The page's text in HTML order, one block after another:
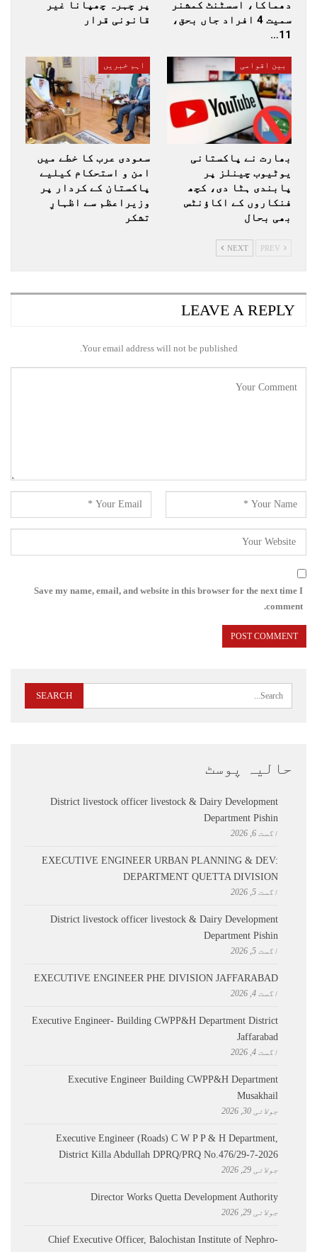
دھماکا، اسسٹنٹ کمشنر
سمیت 4 افراد جاں بحق،
11…
پر چہرہ چھپانا غیر
قانونی قرار
بین اقوامی
بھارت نے پاکستانی
یوٹیوب چینلز پر
پابندی ہٹا دی، کچھ
فنکاروں کے اکاؤنٹس
بھی بحال
اہم خبریں
سعودی عرب کا خطے میں
امن و استحکام کیلیے
پاکستان کے کردار پر
وزیراعظم سے اظہارِ
تشکر
NEXT
LEAVE A REPLY
Your email address will not be published.
Save my name, email, and website in this browser for the next time I
comment.
حالیہ پوسٹ
District livestock officer livestock & Dairy Development
Department Pishin
اگست 6, 2026
EXECUTIVE ENGINEER URBAN PLANNING & DEV:
DEPARTMENT QUETTA DIVISION
اگست 5, 2026
District livestock officer livestock & Dairy Development
Department Pishin
اگست 5, 2026
EXECUTIVE ENGINEER PHE DIVISION JAFFARABAD
اگست 4, 2026
Executive Engineer- Building CWPP&H Department District
Jaffarabad
اگست 4, 2026
Executive Engineer Building CWPP&H Department
Musakhail
جولائی 30, 2026
Executive Engineer (Roads) C W P P & H Department,
District Killa Abdullah ​DPRQ/PRQ No.476/29-7-2026
جولائی 29, 2026
Director Works Quetta Development Authority
جولائی 29, 2026
Chief Executive Officer, Balochistan Institute of Nephro-